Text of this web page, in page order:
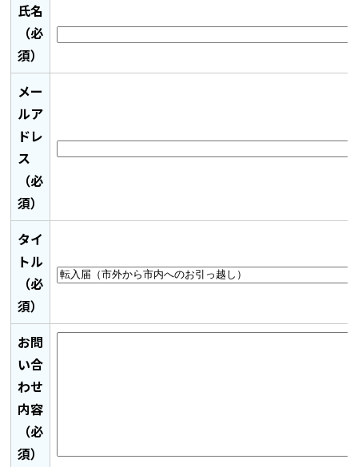
氏名
（必
須）
メー
ルア
ドレ
ス
（必
須）
タイ
トル
（必
須）
お問
い合
わせ
内容
（必
須）